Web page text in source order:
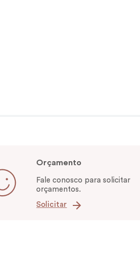
Orçamento
Fale conosco para solicitar
orçamentos.
Solicitar